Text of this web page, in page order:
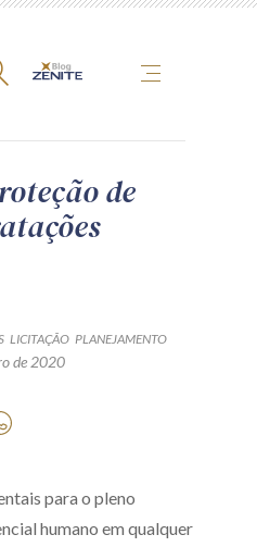
conosco
de uso
Privacidade
Titulares de Dados
(contato)
e serviços
de
LICITAÇÃO PLANEJAMENTO
de 2020
para o pleno
humano em qualquer